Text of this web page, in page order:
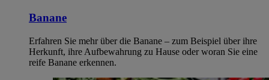
Banane
Erfahren Sie mehr über die Banane – zum Beispiel über ihre
Herkunft, ihre Aufbewahrung zu Hause oder woran Sie eine
reife Banane erkennen.